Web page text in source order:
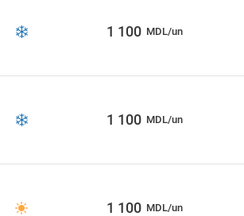
1 100 MDL/un
1 100 MDL/un
1 100 MDL/un